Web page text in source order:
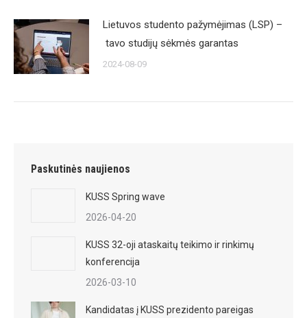
Lietuvos studento pažymėjimas (LSP) –
tavo studijų sėkmės garantas
2024-08-09
Paskutinės naujienos
KUSS Spring wave
2026-04-20
KUSS 32-oji ataskaitų teikimo ir rinkimų
konferencija
2026-03-10
Kandidatas į KUSS prezidento pareigas